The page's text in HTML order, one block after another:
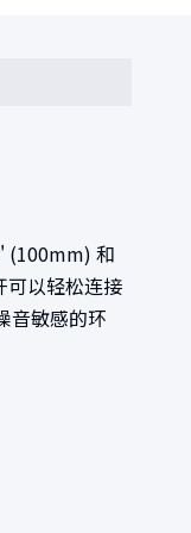
(100mm) 和
以轻松连接
音敏感的环